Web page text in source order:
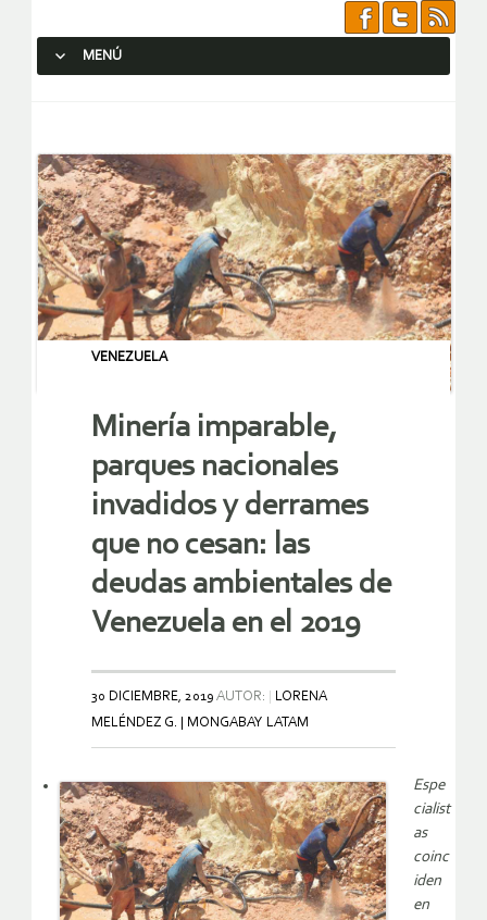
MENÚ
VENEZUELA
Minería imparable,
parques nacionales
invadidos y derrames
que no cesan: las
deudas ambientales de
Venezuela en el 2019
30 DICIEMBRE, 2019 AUTOR:
LORENA
MELÉNDEZ G. | MONGABAY LATAM
Espe
cialist
as
coinc
iden
en